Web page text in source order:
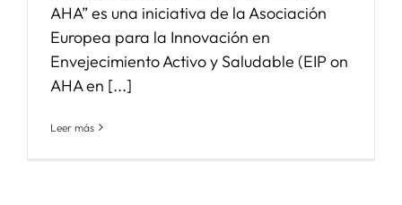
AHA” es una iniciativa de la Asociación
Europea para la Innovación en
Envejecimiento Activo y Saludable (EIP on
AHA en [...]
Leer más